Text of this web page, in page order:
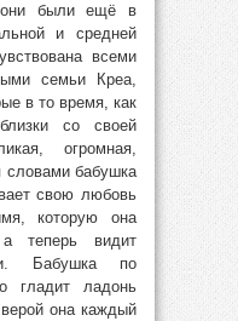
они были ещё в
и средней
всеми
семьи Креа,
в то время, как
со своей
огромная,
словами бабушка
свою любовь
которую она
а теперь видит
Бабушка по
гладит ладонь
она каждый